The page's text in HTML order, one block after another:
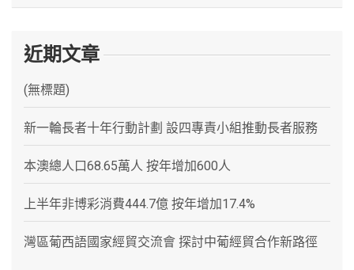
近期文章
(無標題)
新一輪長者十年行動計劃 設四專責小組推動長者服務
本澳總人口68.65萬人 按年增加600人
上半年非博彩消費444.7億 按年增加17.4%
灣區葡西語國家經貿交流會 探討中葡經貿合作新路徑